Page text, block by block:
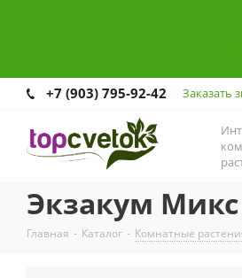
+7 (903) 795-92-42 Заказать
Экзакум
Главная - Каталог - Комнатные